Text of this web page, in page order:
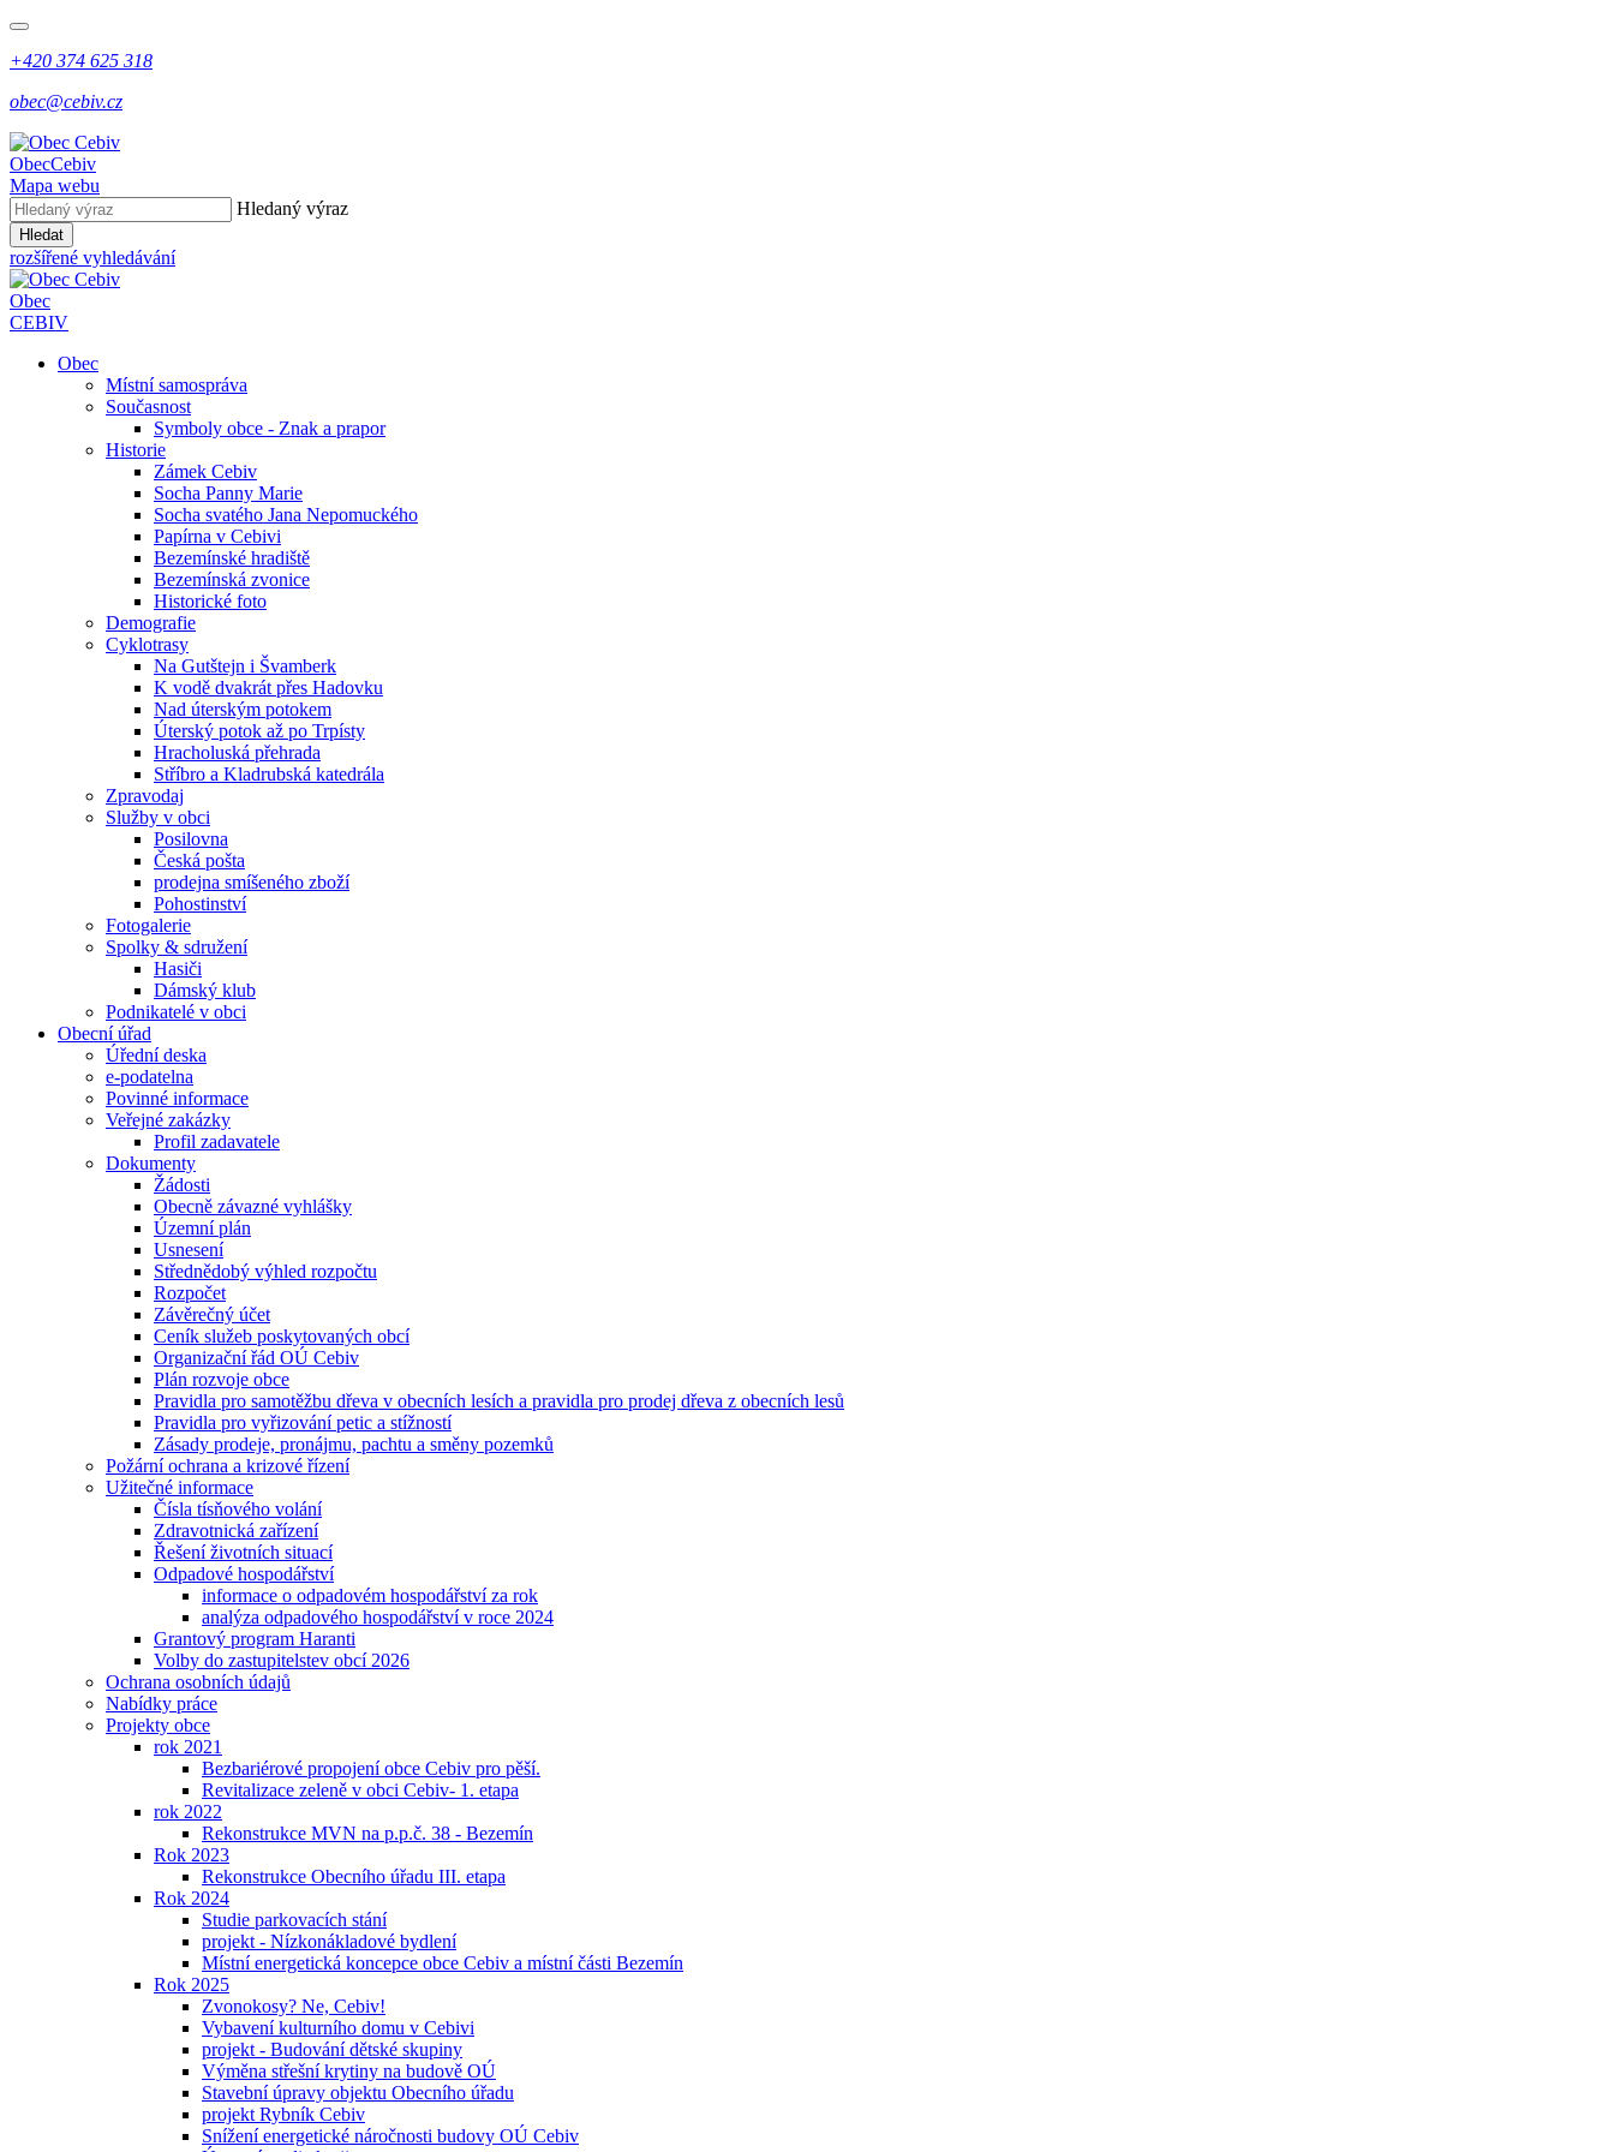
+420 374 625 318
obec@cebiv.cz
ObecCebiv
Mapa webu
Hledaný výraz
Hledat
rozšířené vyhledávání
Obec
CEBIV
Obec
Místní samospráva
Současnost
Symboly obce - Znak a prapor
Historie
Zámek Cebiv
Socha Panny Marie
Socha svatého Jana Nepomuckého
Papírna v Cebivi
Bezemínské hradiště
Bezemínská zvonice
Historické foto
Demografie
Cyklotrasy
Na Gutštejn i Švamberk
K vodě dvakrát přes Hadovku
Nad úterským potokem
Úterský potok až po Trpísty
Hracholuská přehrada
Stříbro a Kladrubská katedrála
Zpravodaj
Služby v obci
Posilovna
Česká pošta
prodejna smíšeného zboží
Pohostinství
Fotogalerie
Spolky & sdružení
Hasiči
Dámský klub
Podnikatelé v obci
Obecní úřad
Úřední deska
e-podatelna
Povinné informace
Veřejné zakázky
Profil zadavatele
Dokumenty
Žádosti
Obecně závazné vyhlášky
Územní plán
Usnesení
Střednědobý výhled rozpočtu
Rozpočet
Závěrečný účet
Ceník služeb poskytovaných obcí
Organizační řád OÚ Cebiv
Plán rozvoje obce
Pravidla pro samotěžbu dřeva v obecních lesích a pravidla pro prodej dřeva z obecních lesů
Pravidla pro vyřizování petic a stížností
Zásady prodeje, pronájmu, pachtu a směny pozemků
Požární ochrana a krizové řízení
Užitečné informace
Čísla tísňového volání
Zdravotnická zařízení
Řešení životních situací
Odpadové hospodářství
informace o odpadovém hospodářství za rok
analýza odpadového hospodářství v roce 2024
Grantový program Haranti
Volby do zastupitelstev obcí 2026
Ochrana osobních údajů
Nabídky práce
Projekty obce
rok 2021
Bezbariérové propojení obce Cebiv pro pěší.
Revitalizace zeleně v obci Cebiv- 1. etapa
rok 2022
Rekonstrukce MVN na p.p.č. 38 - Bezemín
Rok 2023
Rekonstrukce Obecního úřadu III. etapa
Rok 2024
Studie parkovacích stání
projekt - Nízkonákladové bydlení
Místní energetická koncepce obce Cebiv a místní části Bezemín
Rok 2025
Zvonokosy? Ne, Cebiv!
Vybavení kulturního domu v Cebivi
projekt - Budování dětské skupiny
Výměna střešní krytiny na budově OÚ
Stavební úpravy objektu Obecního úřadu
projekt Rybník Cebiv
Snížení energetické náročnosti budovy OÚ Cebiv